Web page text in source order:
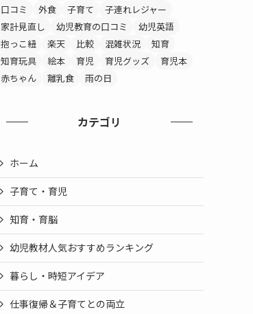
口コミ
外食 子育て
子連れレジャー
家計見直し
幼児教育の口コミ
幼児英語
抱っこ紐
楽天 比較 混雑状況
知育
知育玩具
絵本 育児 育児グッズ
育児本
赤ちゃん
離乳食 雨の日
カテゴリ
ホーム
子育て・育児
知育・育脳
幼児教材人気おすすめランキング
暮らし・時短アイデア
仕事復帰＆子育てとの両立